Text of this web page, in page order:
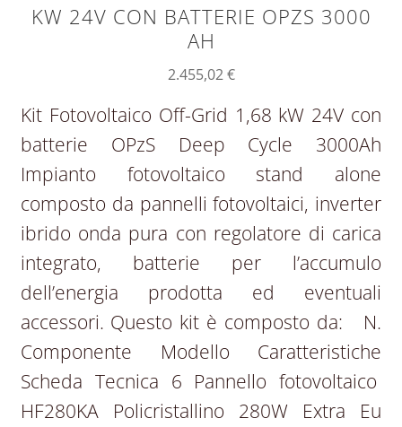
KW 24V CON BATTERIE OPZS 3000
AH
2.455,02€
Kit Fotovoltaico Off-Grid 1,68 kW 24V con
batterie OPzS Deep Cycle 3000Ah
Impianto fotovoltaico stand alone
composto da pannelli fotovoltaici, inverter
ibrido onda pura con regolatore di carica
integrato, batterie per l’accumulo
dell’energia prodotta ed eventuali
accessori. Questo kit è composto da: N.
Componente Modello Caratteristiche
Scheda Tecnica 6 Pannello fotovoltaico
HF280KA Policristallino 280W Extra Eu